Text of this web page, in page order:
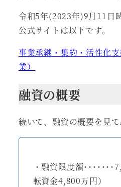
令和5年(2023年)9月11日
公式サイトは以下です。
事業承継・集約・活性化
業）
融資の概要
続いて、融資の概要を見て
・融資限度額･･･････
転資金4,800万円）